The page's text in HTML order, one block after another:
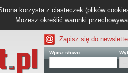
korzysta z ciasteczek (plików
Możesz określić warunki
Zapisz się do
Wpisz słowo